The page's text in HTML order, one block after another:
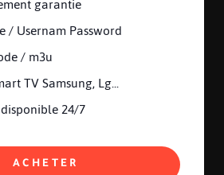
/ Usernam Password
/ m3u
TV Samsung, Lg...
24/7
ACHETER